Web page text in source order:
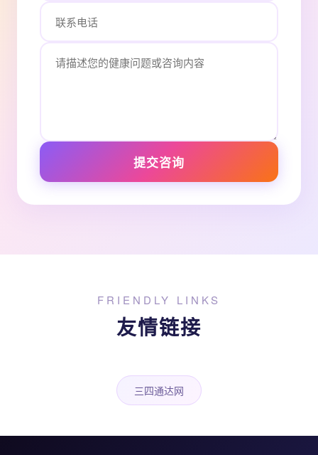
提交咨询
FRIENDLY LINKS
友情链接
三四通达网